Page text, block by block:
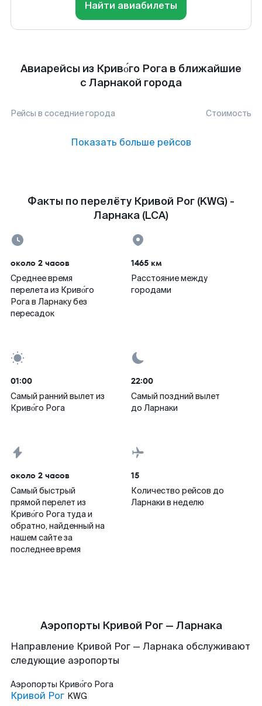
Найти авиабилеты
Авиарейсы из Криво́го Рога в ближайшие
с Ларнакой города
Рейсы в соседние города Стоимость
Показать больше рейсов
Факты по перелёту Кривой Рог (KWG) -
Ларнака (LCA)
около 2 часов
Среднее время
перелета из Криво́го
Рога в Ларнаку без
пересадок
1465 км
Расстояние между
городами
01:00
Самый ранний вылет из
Криво́го Рога
22:00
Самый поздний вылет
до Ларнаки
около 2 часов
Самый быстрый
прямой перелет из
Криво́го Рога туда и
обратно, найденный на
нашем сайте за
последнее время
15
Количество рейсов до
Ларнаки в неделю
Аэропорты Кривой Рог — Ларнака
Направление Кривой Рог — Ларнака обслуживают
следующие аэропорты
Аэропорты Криво́го Рога
Кривой Рог KWG